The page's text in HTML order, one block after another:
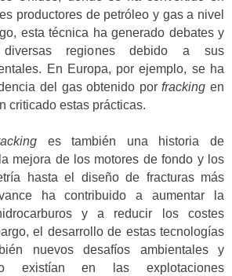
productores de petróleo y gas a nivel
esta técnica ha generado debates y
diversas regiones debido a sus
En Europa, por ejemplo, se ha
del gas obtenido porfracking en
criticado estas prácticas.
es también una historia de
mejora de los motores de fondo y los
hasta el diseño de fracturas más
ha contribuido a aumentar la
y a reducir los costes
el desarrollo de estas tecnologías
nuevos desafíos ambientales y
existían en las explotaciones